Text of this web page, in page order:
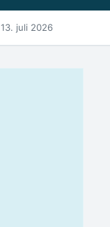
13. juli 2026